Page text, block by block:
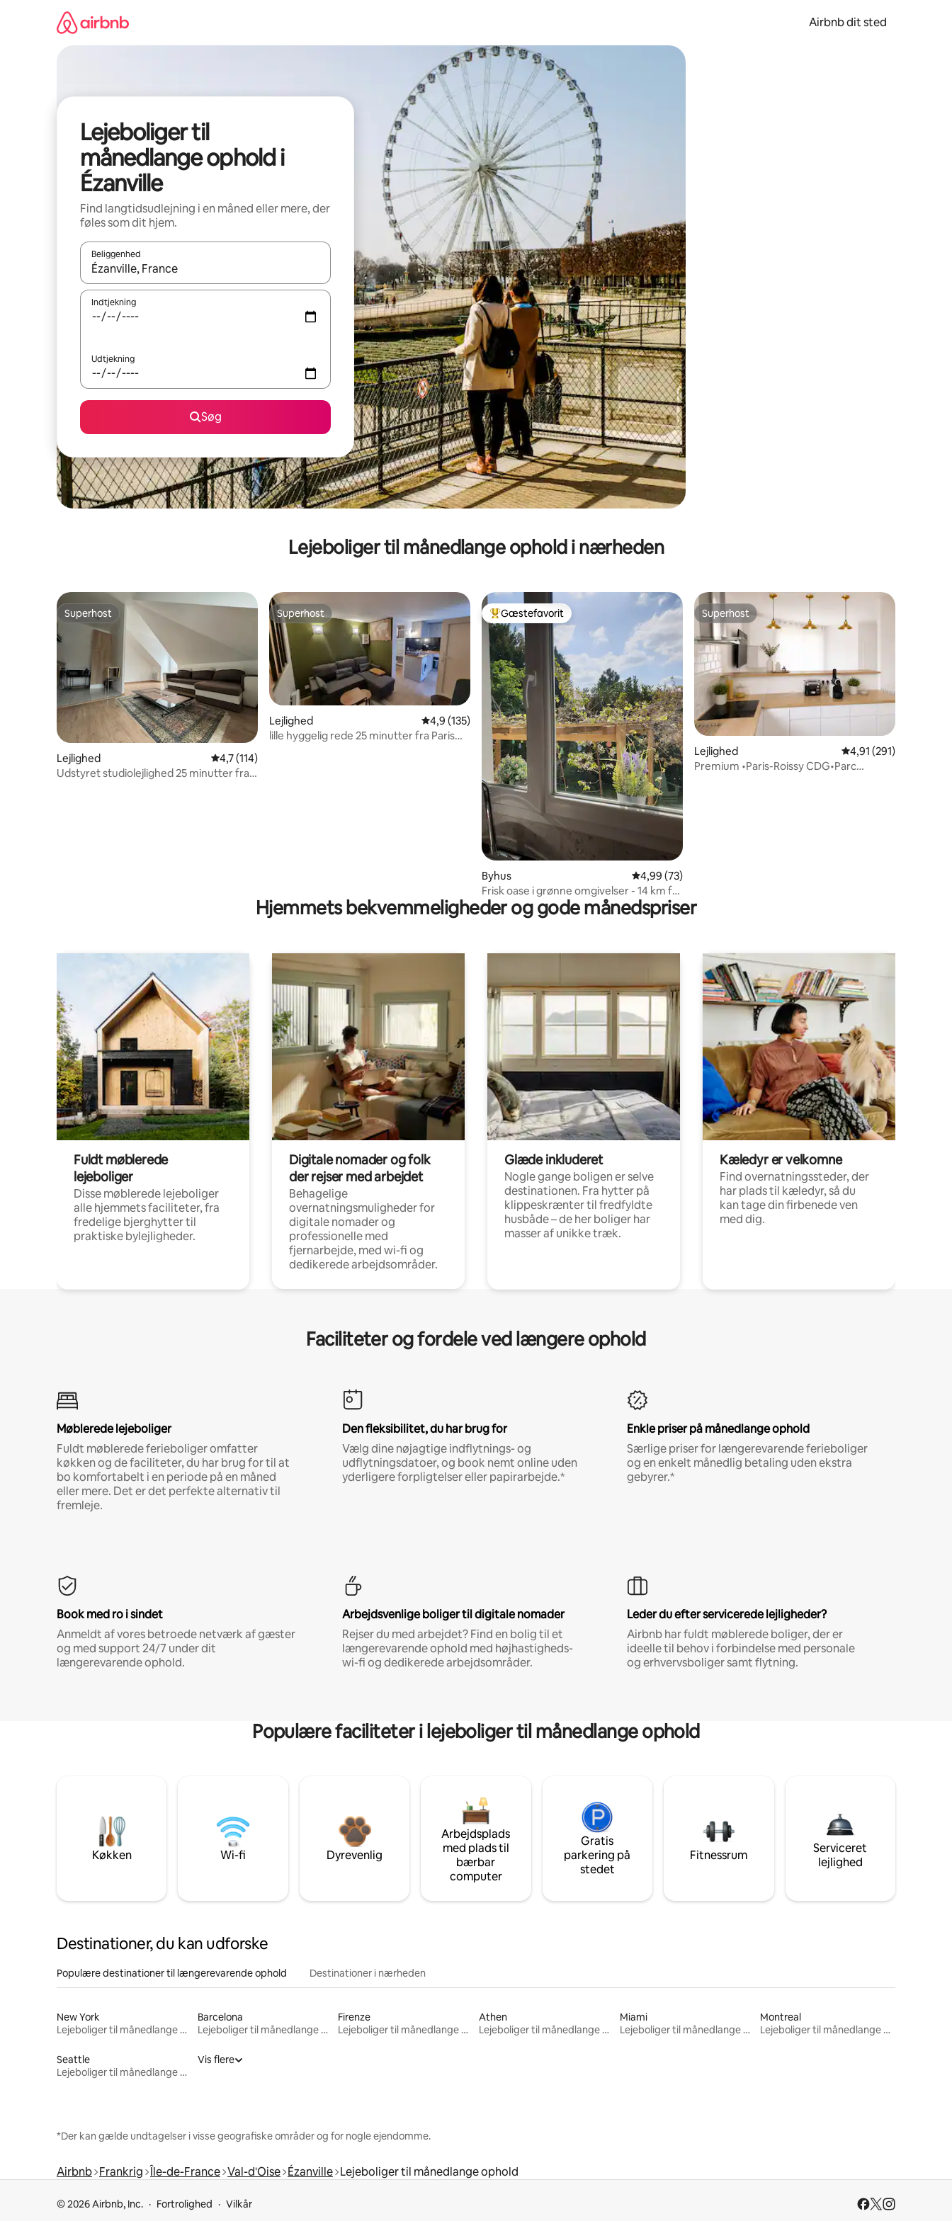
Airbnb dit sted
Lejeboliger til
månedlange ophold i
Ézanville
Find langtidsudlejning i en måned eller mere, der
føles som dit hjem.
Beliggenhed
Når resultaterne er tilgængelige, skal du navigere med piletasterne op og ned eller se mere ved at trykke eller stryge.
Indtjekning
Udtjekning
Søg
Lejeboliger til månedlange ophold i nærheden
Superhost
Superhost
Lejlighed 4,7 ud af 5 i gennemsnitlig bedømmelse, 114 omtaler
4,7 (114)
Udstyret studiolejlighed 25 minutter fra
Superhost
Superhost
Lejlighed 4,9 ud af 5 i gennemsnitlig bedømmelse, 135 omtaler
4,9 (135)
lille hyggelig rede 25 minutter fra Paris
Bedste gæstefavorit
Gæstefavorit
Byhus 4,99 ud af 5 i gennemsnitlig bedømmelse, 73 omtaler
4,99 (73)
Frisk oase i grønne omgivelser - 14 km fra
Paris
Superhost
Superhost
Lejlighed 4,91 ud af 5 i
4,91 (291)
Premium •Paris-Roissy CDG•Parc
Hjemmets bekvemmeligheder og gode månedspriser
Fuldt møblerede
lejeboliger
Disse møblerede lejeboliger
alle hjemmets faciliteter, fra
fredelige bjerghytter til
praktiske bylejligheder.
Digitale nomader og folk
der rejser med arbejdet
Behagelige
overnatningsmuligheder for
digitale nomader og
professionelle med
fjernarbejde, med wi-fi og
dedikerede arbejdsområder.
Glæde inkluderet
Nogle gange boligen er selve
destinationen. Fra hytter på
klippeskrænter til fredfyldte
husbåde – de her boliger har
masser af unikke træk.
Kæledyr er velkomne
Find overnatningssteder, der
har plads til kæledyr, så du
kan tage din firbenede ven
med dig.
Faciliteter og fordele ved længere ophold
Møblerede lejeboliger
Fuldt møblerede ferieboliger omfatter
køkken og de faciliteter, du har brug for til at
bo komfortabelt i en periode på en måned
eller mere. Det er det perfekte alternativ til
fremleje.
Den fleksibilitet, du har brug for
Vælg dine nøjagtige indflytnings- og
udflytningsdatoer, og book nemt online uden
yderligere forpligtelser eller papirarbejde.*
Enkle priser på månedlange ophold
Særlige priser for længerevarende ferieboliger
og en enkelt månedlig betaling uden ekstra
gebyrer.*
Book med ro i sindet
Anmeldt af vores betroede netværk af gæster
og med support 24/7 under dit
længerevarende ophold.
Arbejdsvenlige boliger til digitale nomader
Rejser du med arbejdet? Find en bolig til et
længerevarende ophold med højhastigheds-
wi-fi og dedikerede arbejdsområder.
Leder du efter servicerede lejligheder?
Airbnb har fuldt møblerede boliger, der er
ideelle til behov i forbindelse med personale
og erhvervsboliger samt flytning.
Populære faciliteter i lejeboliger til månedlange ophold
Køkken Wi-fi Dyrevenlig
Arbejdsplads
med plads til
bærbar
computer
Gratis
parkering på
stedet
Fitnessrum
Serviceret
lejlighed
Destinationer, du kan udforske
Populære destinationer til længerevarende ophold Destinationer i nærheden
New York
Lejeboliger til månedlange ophold
Barcelona
Lejeboliger til månedlange ophold
Firenze
Lejeboliger til månedlange ophold
Athen
Lejeboliger til månedlange ophold
Miami
Lejeboliger til månedlange ophold
Montreal
Lejeboliger til månedlange ophold
Seattle
Lejeboliger til månedlange ophold
Vis flere
*Der kan gælde undtagelser i visse geografiske områder og for nogle ejendomme.
Airbnb Frankrig Île-de-France Val-d'Oise Ézanville Lejeboliger til månedlange ophold
© 2026 Airbnb, Inc. Fortrolighed Vilkår